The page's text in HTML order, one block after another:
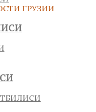
ГРУЗИИ